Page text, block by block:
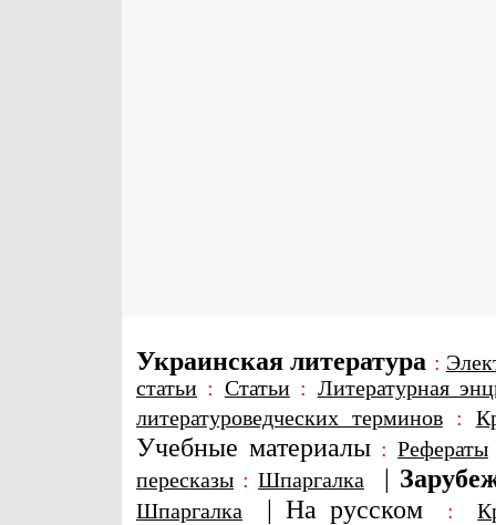
Украинская литература :
статьи : Статьи: Литературная
литературоведческих терминов:
Учебные материалы : Рефераты
пересказы : Шпаргалка |
Шпаргалка | На русском :